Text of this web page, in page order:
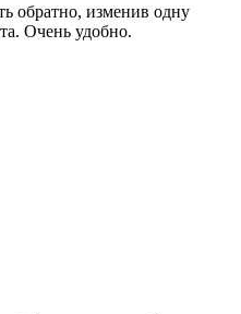
обратно, изменив одну
Очень удобно.